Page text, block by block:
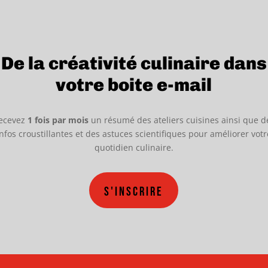
De la créativité culinaire dans
votre boite e-mail
1 fois par moisun résumé des ateliers cuisines ainsi que
croustillantes et des astuces scientifiques pour améliorer
quotidien culinaire.
S'inscrire